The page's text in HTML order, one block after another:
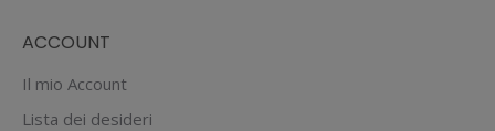
ACCOUNT
Il mio Account
Lista dei desideri